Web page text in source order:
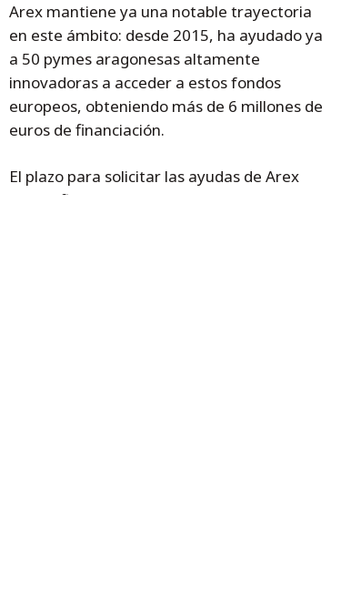
Arex mantiene ya una notable trayectoria
en este ámbito: desde 2015, ha ayudado ya
a 50 pymes aragonesas altamente
innovadoras a acceder a estos fondos
europeos, obteniendo más de 6 millones de
euros de financiación.
El plazo para solicitar las ayudas de Arex
Digital finaliza el 31 de marzo, mientras que